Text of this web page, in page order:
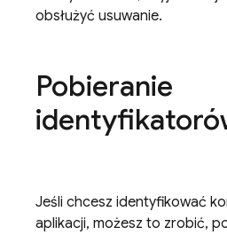
obsłużyć usuwanie.
Pobieranie
Jeśli chcesz identyfikować
aplikacji, możesz to zrobić,